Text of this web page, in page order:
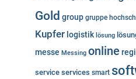
Gold group gruppe
Kupfer logistik lösung
messe Messing online
service services smart